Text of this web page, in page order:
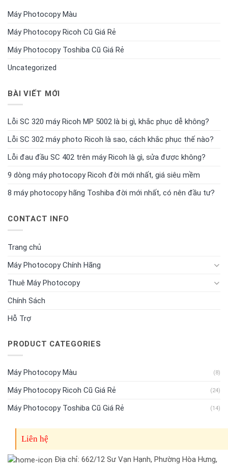
Máy Photocopy Màu
Máy Photocopy Ricoh Cũ Giá Rẻ
Máy Photocopy Toshiba Cũ Giá Rẻ
Uncategorized
BÀI VIẾT MỚI
Lỗi SC 320 máy Ricoh MP 5002 là bị gì, khắc phục dễ không?
Lỗi SC 302 máy photo Ricoh là sao, cách khắc phục thế nào?
Lỗi đau đầu SC 402 trên máy Ricoh là gì, sửa được không?
9 dòng máy photocopy Ricoh đời mới nhất, giá siêu mềm
8 máy photocopy hãng Toshiba đời mới nhất, có nên đầu tư?
CONTACT INFO
Trang chủ
Máy Photocopy Chính Hãng
Thuê Máy Photocopy
Chính Sách
Hỗ Trợ
PRODUCT CATEGORIES
Máy Photocopy Màu (8)
Máy Photocopy Ricoh Cũ Giá Rẻ (24)
Máy Photocopy Toshiba Cũ Giá Rẻ (14)
Liên hệ
Địa chỉ: 662/12 Sư Vạn Hạnh, Phường Hòa Hưng,